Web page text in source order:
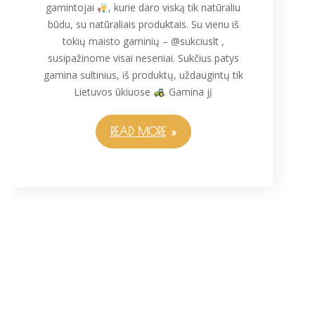
gamintojai
, kurie daro viską tik natūraliu
būdu, su natūraliais produktais. Su vienu iš
tokių maisto gaminių – @sukciuslt ,
susipažinome visai neseniai. Sukčius patys
gamina sultinius, iš produktų, uždaugintų tik
Lietuvos ūkiuose
. Gamina jį
READ MORE